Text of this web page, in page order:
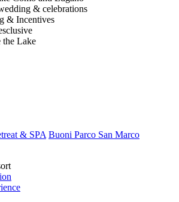
& celebrations
& Incentives
the Lake
& SPA Buoni Parco San Marco